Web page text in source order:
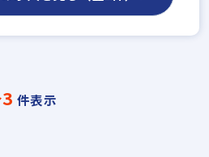
件表示